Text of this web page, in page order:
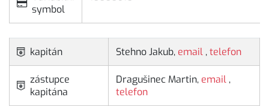
symbol
kapitán Stehno Jakub, email ,telefon
zástupce
kapitána
Dragušinec Martin, email ,
telefon